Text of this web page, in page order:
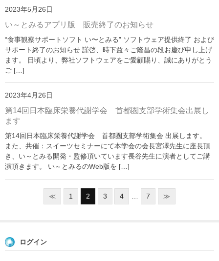
2023年5月26日
い～とみるアプリ版 販売終了のお知らせ
“食事観察サポートソフト い〜とみる” ソフトウェア提供終了 および
サポート終了のお知らせ 謹啓、時下益々ご隆昌の段お慶び申し上げ
ます。 日頃より、弊社ソフトウェアをご愛顧賜り、誠にありがとう
ご […]
2023年4月26日
第14回日本臨床栄養代謝学会 首都圏支部学術集会出展し
ます
第14回日本臨床栄養代謝学会 首都圏支部学術集会 出展します。
また、共催：スイーツセミナーにて本学会の会長宮澤先生に座長頂
き、い～とみる開発・監修頂いています長谷先生に演者としてご講
演頂きます。 い～とみるのWeb版を […]
≪ 1 2 3 4 7 ≫
ログイン